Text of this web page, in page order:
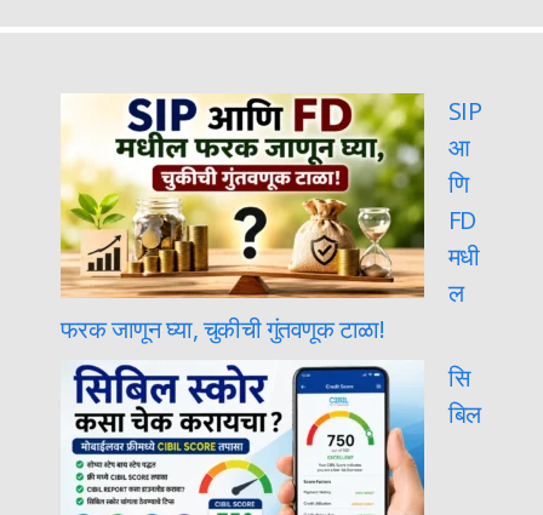
SIP
आ
णि
FD
मधी
ल
फरक जाणून घ्या, चुकीची गुंतवणूक टाळा!
सि
बिल